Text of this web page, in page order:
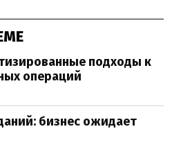
подходы к
операций
бизнес ожидает